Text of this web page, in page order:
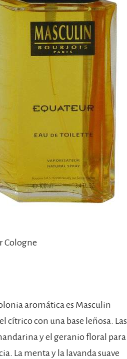
Cologne
aromática es Masculin
cítrico con una base leñosa. Las
y el geranio floral para
La menta y la lavanda suave